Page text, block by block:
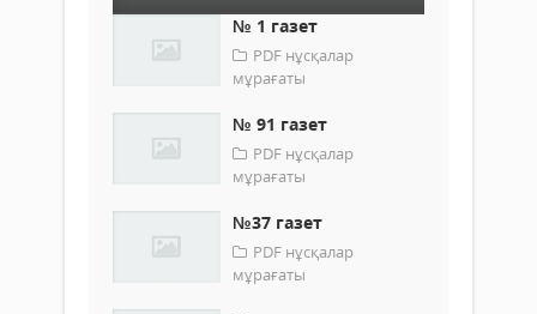
№ 1 газет
PDF нұсқалар
мұрағаты
№ 91 газет
PDF нұсқалар
мұрағаты
№37 газет
PDF нұсқалар
мұрағаты